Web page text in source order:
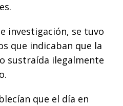
investigación, se tuvo
que indicaban que la
sustraída ilegalmente
que el día en